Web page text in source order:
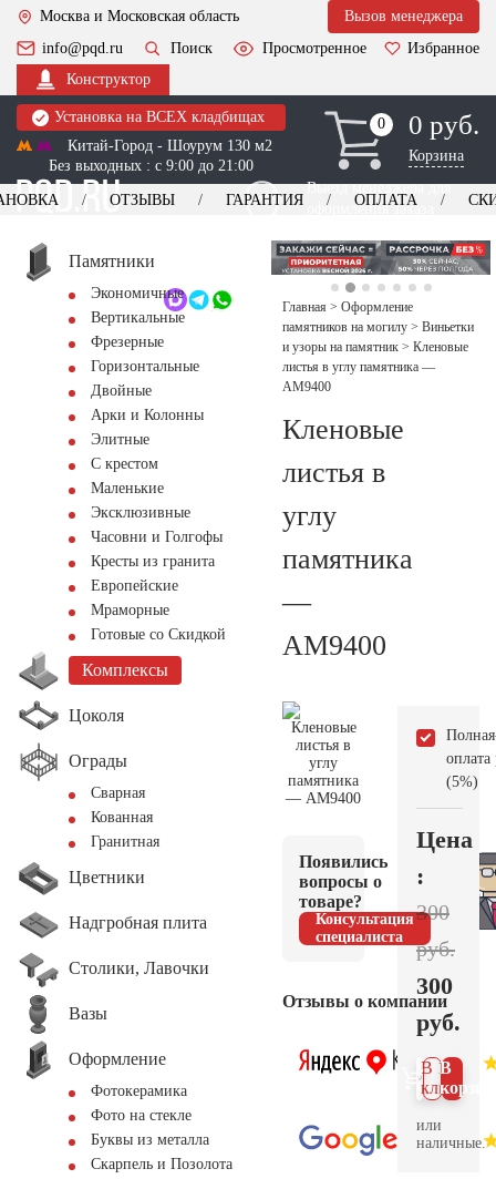
Москва и Московская область
Вызов менеджера
info@pqd.ru
Поиск Просмотренное
Избранное
Конструктор
Установка на ВСЕХ кладбищах
Китай-Город - Шоурум 130 м2
Без выходных : с 9:00 до 21:00
0
0 0 руб.
Корзина
Выезд менеджера для
оформления заказа
+7 (495) 518-44-23
Обратный звонок
ОТЗЫВЫ ГАРАНТИЯ ОПЛАТА
Памятники
Экономичные
Вертикальные
Фрезерные
Горизонтальные
Двойные
Арки и Колонны
Элитные
С крестом
Маленькие
Эксклюзивные
Часовни и Голгофы
Кресты из гранита
Европейские
Мраморные
Готовые со Скидкой
Комплексы
Цоколя
Ограды
Сварная
Кованная
Гранитная
Цветники
Надгробная плита
Столики, Лавочки
Вазы
Оформление
Фотокерамика
Фото на стекле
Буквы из металла
Скарпель и Позолота
Главная > Оформление
памятников на могилу > Виньетки
и узоры на памятник > Кленовые
листья в углу памятника —
AM9400
Кленовые
листья в
углу
памятника
—
AM9400
Появились
вопросы о
товаре?
Консультация
специалиста
Отзывы о компании
Полная
оплата
(5%)
Цена
:
300
руб.
300
руб.
В
В 1
клик
или
наличные.